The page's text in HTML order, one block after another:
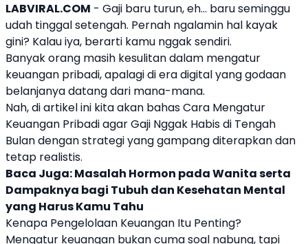
LABVIRAL.COM - Gaji baru turun, eh… baru seminggu
udah tinggal setengah. Pernah ngalamin hal kayak
gini? Kalau iya, berarti kamu nggak sendiri.
Banyak orang masih kesulitan dalam mengatur
keuangan pribadi, apalagi di era digital yang godaan
belanjanya datang dari mana-mana.
Nah, di artikel ini kita akan bahas Cara Mengatur
Keuangan Pribadi agarGaji Nggak Habis di Tengah
Bulan dengan strategi yang gampang diterapkan dan
tetap realistis.
Baca Juga:Masalah Hormon pada Wanita serta
Dampaknya bagi Tubuh dan Kesehatan Mental
yang Harus Kamu Tahu
Kenapa Pengelolaan Keuangan Itu Penting?
Mengatur keuangan bukan cuma soal nabung, tapi